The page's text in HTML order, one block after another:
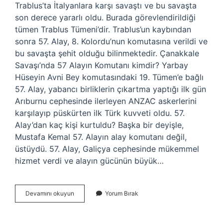
Trablus’ta İtalyanlara karşı savaştı ve bu savaşta
son derece yararlı oldu. Burada görevlendirildiği
tümen Trablus Tümeni’dir. Trablus’un kaybından
sonra 57. Alay, 8. Kolordu’nun komutasına verildi ve
bu savaşta şehit olduğu bilinmektedir. Çanakkale
Savaşı’nda 57 Alayın Komutanı kimdir? Yarbay
Hüseyin Avni Bey komutasındaki 19. Tümen’e bağlı
57. Alay, yabancı birliklerin çıkartma yaptığı ilk gün
Arıburnu cephesinde ilerleyen ANZAC askerlerini
karşılayıp püskürten ilk Türk kuvveti oldu. 57.
Alay’dan kaç kişi kurtuldu? Başka bir deyişle,
Mustafa Kemal 57. Alayın alay komutanı değil,
üstüydü. 57. Alay, Galiçya cephesinde mükemmel
hizmet verdi ve alayın gücünün büyük…
Devamını okuyun
Alaydan
Yorum Bırak